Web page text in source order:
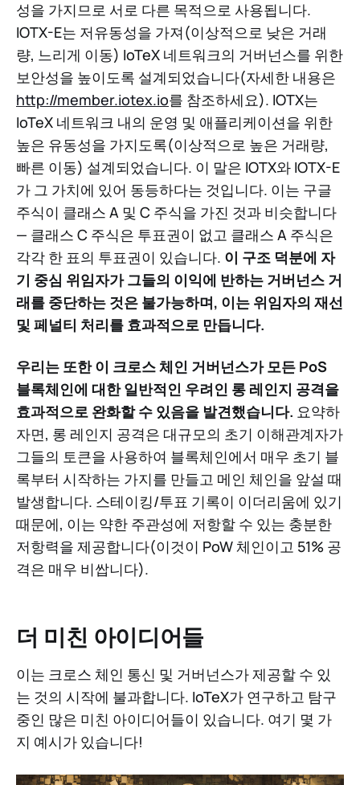
성을 가지므로 서로 다른 목적으로 사용됩니다.
IOTX-E는 저유동성을 가져(이상적으로 낮은 거래
량, 느리게 이동) IoTeX 네트워크의 거버넌스를 위한
보안성을 높이도록 설계되었습니다(자세한 내용은
http://member.iotex.io를 참조하세요). IOTX는
IoTeX 네트워크 내의 운영 및 애플리케이션을 위한
높은 유동성을 가지도록(이상적으로 높은 거래량,
빠른 이동) 설계되었습니다. 이 말은 IOTX와 IOTX-E
가 그 가치에 있어 동등하다는 것입니다. 이는 구글
주식이 클래스 A 및 C 주식을 가진 것과 비슷합니다
— 클래스 C 주식은 투표권이 없고 클래스 A 주식은
각각 한 표의 투표권이 있습니다. 이 구조 덕분에 자
기 중심 위임자가 그들의 이익에 반하는 거버넌스 거
래를 중단하는 것은 불가능하며, 이는 위임자의 재선
및 페널티 처리를 효과적으로 만듭니다.
우리는 또한 이 크로스 체인 거버넌스가 모든 PoS
블록체인에 대한 일반적인 우려인 롱 레인지 공격을
효과적으로 완화할 수 있음을 발견했습니다. 요약하
자면, 롱 레인지 공격은 대규모의 초기 이해관계자가
그들의 토큰을 사용하여 블록체인에서 매우 초기 블
록부터 시작하는 가지를 만들고 메인 체인을 앞설 때
발생합니다. 스테이킹/투표 기록이 이더리움에 있기
때문에, 이는 약한 주관성에 저항할 수 있는 충분한
저항력을 제공합니다(이것이 PoW 체인이고 51% 공
격은 매우 비쌉니다).
더 미친 아이디어들
이는 크로스 체인 통신 및 거버넌스가 제공할 수 있
는 것의 시작에 불과합니다. IoTeX가 연구하고 탐구
중인 많은 미친 아이디어들이 있습니다. 여기 몇 가
지 예시가 있습니다!